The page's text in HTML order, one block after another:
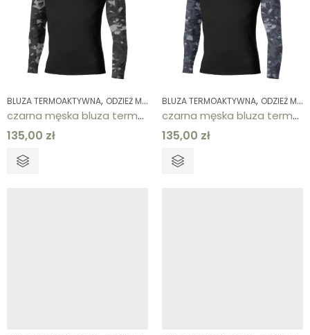
BLUZA TERMOAKTYWNA, ODZIEŻ MĘSKA ,ODZIEŻ TERMOAKTYWNA
czarna męska bluza termoaktywna
135,00 zł
BLUZA TERMOAKTYWNA, ODZIEŻ MĘSKA
czarna męska bluza termoaktywna
135,00 zł